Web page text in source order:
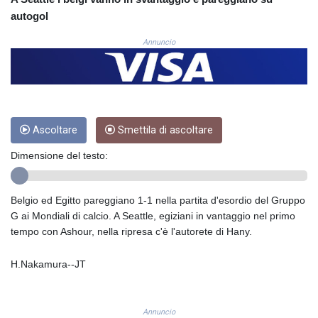
CRC 525.224073
CUC 1.155508
CUP 30.620962
DJF 205.745052
DZD 153.610645
EGP 57.528581
ERN 17.33262
ETB 186.48005
FJD 2.554253
GHS 13.558658
autogol
Annuncio
Ascoltare Smettila di ascoltare
Dimensione del testo:
Belgio ed Egitto pareggiano 1-1 nella partita d'esordio del Gruppo
G ai Mondiali di calcio. A Seattle, egiziani in vantaggio nel primo
tempo con Ashour, nella ripresa c'è l'autorete di Hany.
H.Nakamura--JT
Annuncio